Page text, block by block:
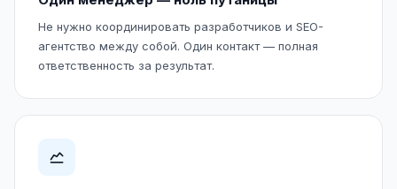
Не нужно координировать разработчиков и SEO-
агентство между собой. Один контакт — полная
ответственность за результат.